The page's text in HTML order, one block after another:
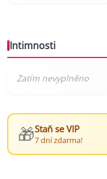
Intimnosti
🎁Staň se VIP
7 dní zdarma!